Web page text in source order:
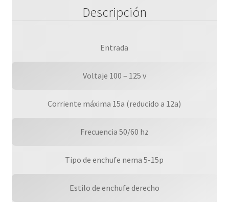
Descripción
Entrada
Voltaje 100 – 125 v
Corriente máxima 15a (reducido a 12a)
Frecuencia 50/60 hz
Tipo de enchufe nema 5-15p
Estilo de enchufe derecho